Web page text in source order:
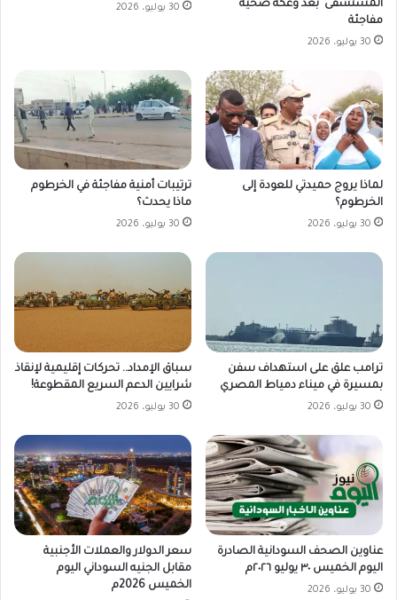
المستشفى بعد وعكة صحية
مفاجئة
30 يوليو، 2026
30 يوليو، 2026
لماذا يروج حميدتي للعودة إلى
الخرطوم؟
30 يوليو، 2026
ترتيبات أمنية مفاجئة في الخرطوم
ماذا يحدث؟
30 يوليو، 2026
ترامب علق على استهداف سفن
بمسيرة في ميناء دمياط المصري
30 يوليو، 2026
سباق الإمداد.. تحركات إقليمية لإنقاذ
شرايين الدعم السريع المقطوعة!
30 يوليو، 2026
عناوين الصحف السودانية الصادرة
اليوم الخميس ٣٠ يوليو ٢٠٢٦م
30 يوليو، 2026
سعر الدولار والعملات الأجنبية
مقابل الجنيه السوداني اليوم
الخميس 2026م